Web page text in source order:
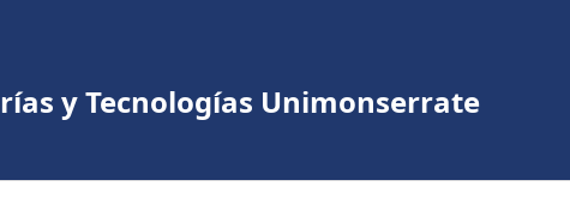
y Tecnologías Unimonserrate